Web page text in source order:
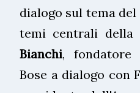
dialogo sul tema
temi centrali della
Bianchi, fondatore
Bose a dialogo con